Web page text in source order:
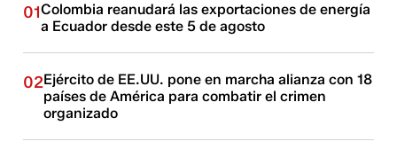
01Colombia reanudará las exportaciones de energía
a Ecuador desde este 5 de agosto
02Ejército de EE.UU. pone en marcha alianza con 18
países de América para combatir el crimen
organizado